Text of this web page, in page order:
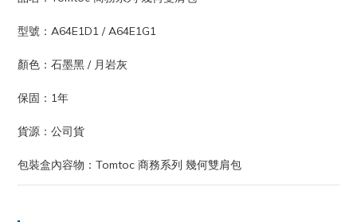
型號：A64E1D1 / A64E1G1
顏色：石墨黑 / 月岩灰
保固：1年
貨源：公司貨
包裝盒內容物：Tomtoc 商務系列 幾何雙肩包